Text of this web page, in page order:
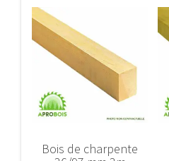
Bois de charpente